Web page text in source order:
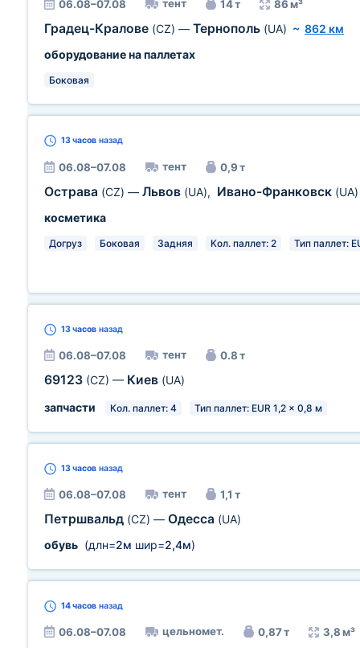
06.08–07.08 тент 14 т 86 м³
Градец-Кралове (CZ) — Тернополь (UA) ~ 862 км
оборудование на паллетах
Боковая
13 часов назад
06.08–07.08 тент 0,9 т
Острава (CZ) — Львов (UA), Ивано-Франковск (UA)
косметика
Догруз Боковая Задняя Кол. паллет: 2 Тип паллет:
13 часов назад
06.08–07.08 тент 0.8 т
69123 (CZ) — Киев (UA)
запчасти
Кол. паллет: 4 Тип паллет: EUR 1,2 x 0,8 м
13 часов назад
06.08–07.08 тент 1,1 т
Петршвальд (CZ) — Одесса (UA)
обувь (длн=2м шир=2,4м)
14 часов назад
06.08–07.08 цельномет. 0,87 т 3,8 м³